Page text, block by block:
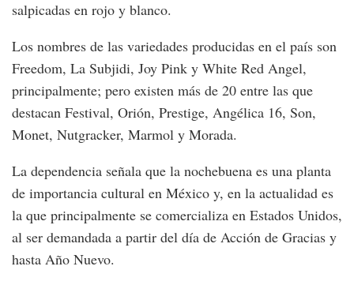
salpicadas en rojo y blanco.
Los nombres de las variedades producidas en el país son
Freedom, La Subjidi, Joy Pink y White Red Angel,
principalmente; pero existen más de 20 entre las que
destacan Festival, Orión, Prestige, Angélica 16, Son,
Monet, Nutgracker, Marmol y Morada.
La dependencia señala que la nochebuena es una planta
de importancia cultural en México y, en la actualidad es
la que principalmente se comercializa en Estados Unidos,
al ser demandada a partir del día de Acción de Gracias y
hasta Año Nuevo.